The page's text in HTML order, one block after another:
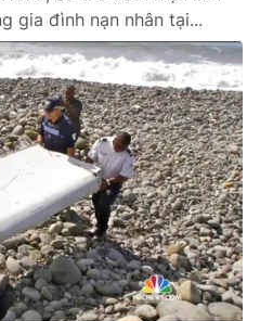
gia đình nạn nhân tại...